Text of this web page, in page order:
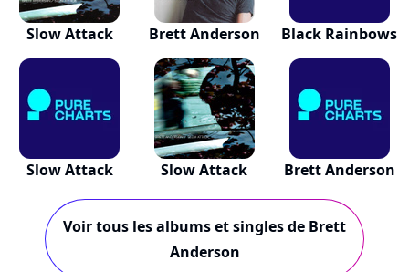
Slow Attack Brett Anderson Black Rainbows
Slow Attack Slow Attack Brett Anderson
Voir tous les albums et singles de Brett
Anderson